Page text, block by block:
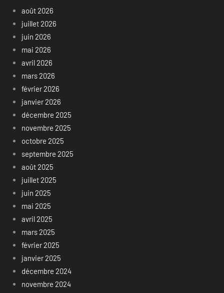
août 2026
juillet 2026
juin 2026
mai 2026
avril 2026
mars 2026
février 2026
janvier 2026
décembre 2025
novembre 2025
octobre 2025
septembre 2025
août 2025
juillet 2025
juin 2025
mai 2025
avril 2025
mars 2025
février 2025
janvier 2025
décembre 2024
novembre 2024